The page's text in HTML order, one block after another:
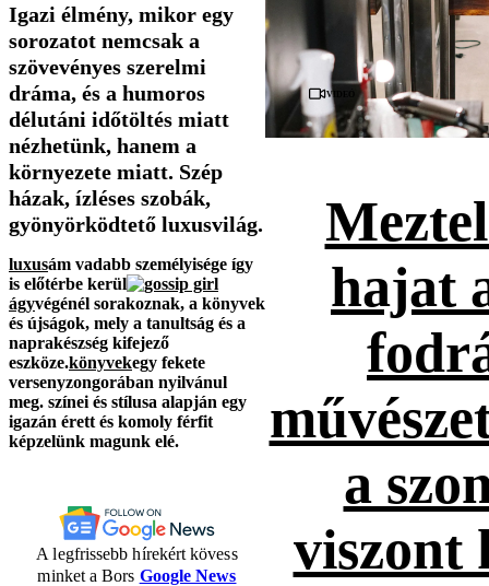
Igazi élmény, mikor egy
sorozatot nemcsak a
szövevényes szerelmi
dráma, és a humoros
délutáni időtöltés miatt
nézhetünk, hanem a
környezete miatt. Szép
házak, ízléses szobák,
gyönyörködtető luxusvilág.
luxusám vadabb személyisége így
is előtérbe kerül
ágyvégénél sorakoznak, a könyvek
és újságok, mely a tanultság és a
naprakészség kifejező
eszköze.könyvekegy fekete
versenyzongorában nyilvánul
meg. színei és stílusa alapján egy
igazán érett és komoly férfit
képzelünk magunk elé.
A legfrissebb hírekért kövess
minket a Bors Google News
Videó
hajat
a
viszont